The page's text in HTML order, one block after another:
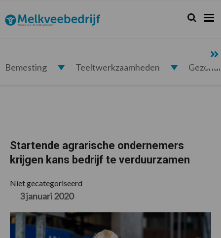
de
hoofdnavigatie
de
hoofd
de
eerste
de
voettekst
Melkveebedrijf.nl Zoeken...
Zoek
Bemesting Teeltwerkzaamheden
Startende agrarische ondernemers
krijgen kans bedrijf te verduurzamen
Niet gecategoriseerd
3 januari 2020